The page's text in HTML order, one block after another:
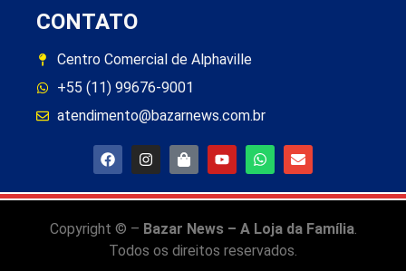
CONTATO
Centro Comercial de Alphaville
+55 (11) 99676-9001
atendimento@bazarnews.com.br
Copyright © – Bazar News – A Loja da Família.
Todos os direitos reservados.